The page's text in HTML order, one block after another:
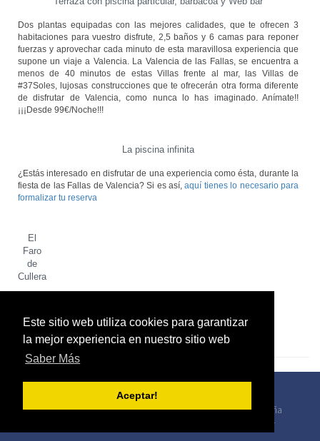
Este sitio web utiliza cookies para garantizar
la mejor experiencia en nuestro sitio web
Saber Más
Aceptar!
Dos plantas equipadas con las mejores calidades, que te ofrecen 3
habitaciones para vuestro disfrute, 2,5 baños y 6 camas para reponer
fuerzas y aprovechar cada minuto de esta maravillosa experiencia que
supone un viaje a Valencia. La Valencia de las Fallas, se encuentra a
menos de 40 minutos de estas Villas frente al mar, las Villas de
#37Soles, lujosas construcciones que te ofrecerán otra forma diferente
de disfrutar de Valencia, como nunca lo has imaginado. Anímate!!
¡¡¡Desde 99€/Noche!!!
La piscina infinita
¿Estás interesado en disfrutar de una experiencia como ésta, durante la
fiesta de las Fallas de Valencia? Si es así,aquí tienes lo necesario para
formalizar tu reserva
El
Faro
de
Cullera
[social_warfare]<< volver
Dirección: Calle doctor Ferran 9 Valencia, 46021, España
Oficina: +34 963 228 582 Alquileres: +34 618 062 777